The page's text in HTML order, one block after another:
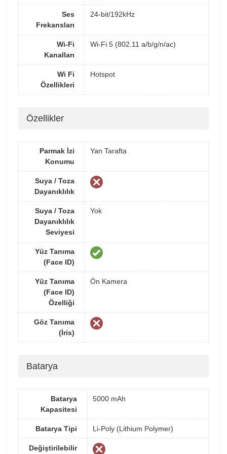
Ses
Frekansları
24-bit/192kHz
Wi-Fi
Kanalları
Wi-Fi 5 (802.11 a/b/g/n/ac)
Wi Fi
Özellikleri
Hotspot
Özellikler
Parmak İzi
Konumu
Yan Tarafta
Suya / Toza
Dayanıklılık
Suya / Toza
Dayanıklılık
Seviyesi
Yok
Yüz Tanıma
(Face ID)
Yüz Tanıma
(Face ID)
Özelliği
Ön Kamera
Göz Tanıma
(İris)
Batarya
Batarya
Kapasitesi
5000 mAh
Batarya Tipi Li-Poly (Lithium Polymer)
Değiştirilebilir